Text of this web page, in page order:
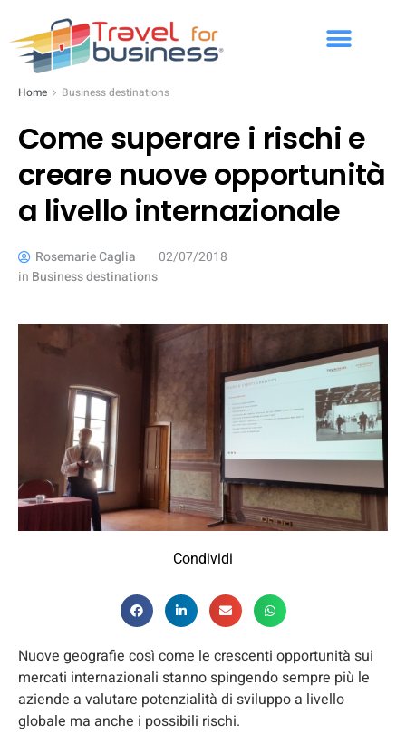
Home Business destinations
Come superare i rischi e
creare nuove opportunità
a livello internazionale
Rosemarie Caglia
02/07/2018
in Business destinations
Condividi
Nuove geografie così come le crescenti opportunità sui
mercati internazionali stanno spingendo sempre più le
aziende a valutare potenzialità di sviluppo a livello
globale ma anche i possibili rischi.